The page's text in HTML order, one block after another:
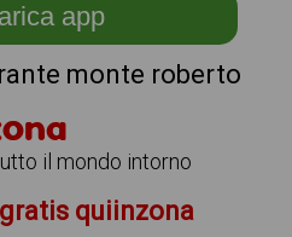
app
monte roberto
il mondo intorno
quiinzona